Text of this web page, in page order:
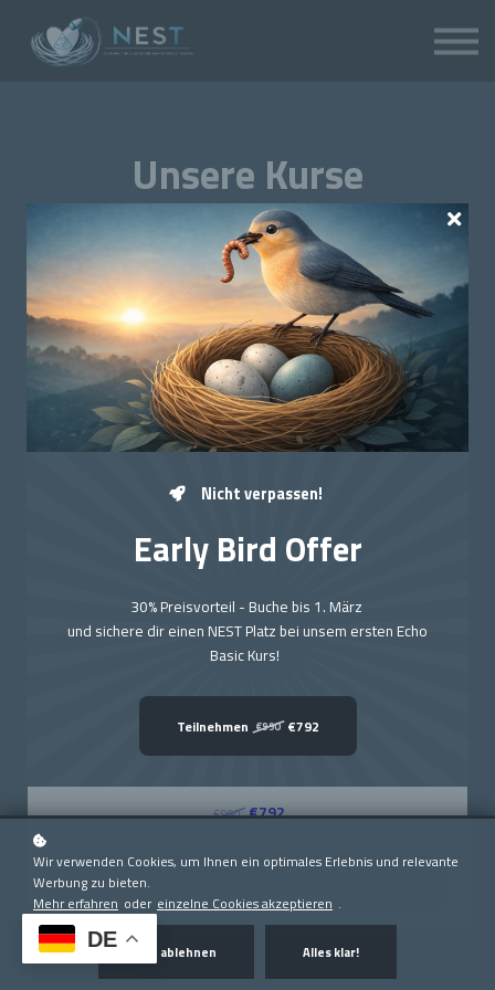
Unsere Kurse
Alle
Meine
Nicht Angemeldet
Neu
Beliebt
Kostenlos
Zertifikat
Kategorien
€990 €792
Nicht verpassen!
Early Bird Offer
30% Preisvorteil - Buche bis 1. März
und sichere dir einen NEST Platz bei unsem ersten Echo
Basic Kurs!
Teilnehmen €990 €792
DE
Wir verwenden Cookies, um Ihnen ein optimales Erlebnis und relevante
Werbung zu bieten.
Mehr erfahren oder einzelne Cookies akzeptieren .
Alle ablehnen Alles klar!